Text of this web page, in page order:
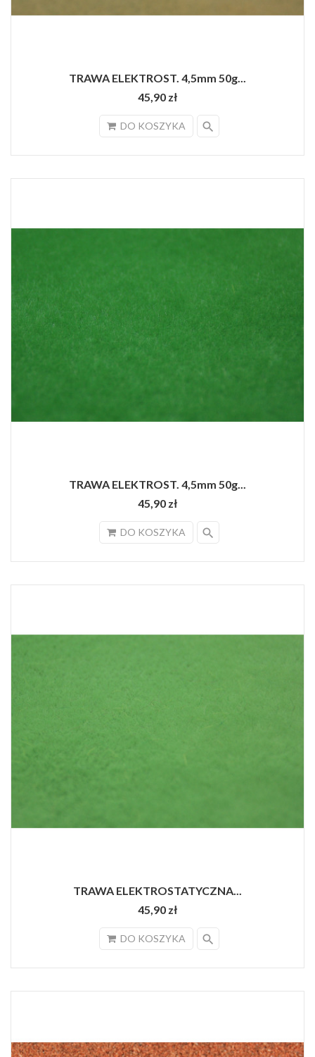
TRAWA ELEKTROST. 4,5mm 50g...
45,90 zł
DO KOSZYKA search
TRAWA ELEKTROST. 4,5mm 50g...
45,90 zł
DO KOSZYKA search
TRAWA ELEKTROSTATYCZNA...
45,90 zł
DO KOSZYKA search